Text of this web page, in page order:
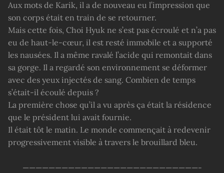
Aux mots de Karik, il a de nouveau eu l’impression que
son corps était en train de se retourner.
Mais cette fois, Choi Hyuk ne s’est pas écroulé et n’a pas
eu de haut-le-cœur, il est resté immobile et a supporté
les nausées. Il a même ravalé l’acide qui remontait dans
sa gorge. Il a regardé son environnement se déformer
avec des yeux injectés de sang. Combien de temps
s’était-il écoulé depuis ?
La première chose qu’il a vu après ça était la résidence
que le président lui avait fournie.
Il était tôt le matin. Le monde commençait à redevenir
progressivement visible à travers le brouillard bleu.
———————————————————————————-